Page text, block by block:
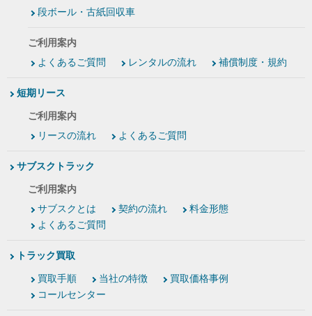
段ボール・古紙回収車
ご利用案内
よくあるご質問
レンタルの流れ 補償制度・規約
短期リース
ご利用案内
リースの流れ
よくあるご質問
サブスクトラック
ご利用案内
サブスクとは
契約の流れ
料金形態
よくあるご質問
トラック買取
買取手順 当社の特徴
買取価格事例
コールセンター